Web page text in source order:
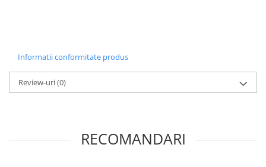
Informatii conformitate produs
Review-uri(0)
RECOMANDARI